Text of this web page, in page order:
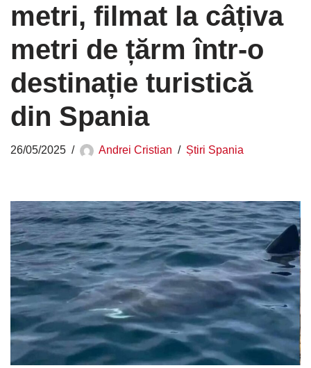
metri, filmat la câțiva
metri de țărm într-o
destinație turistică
din Spania
26/05/2025 Andrei Cristian Știri Spania